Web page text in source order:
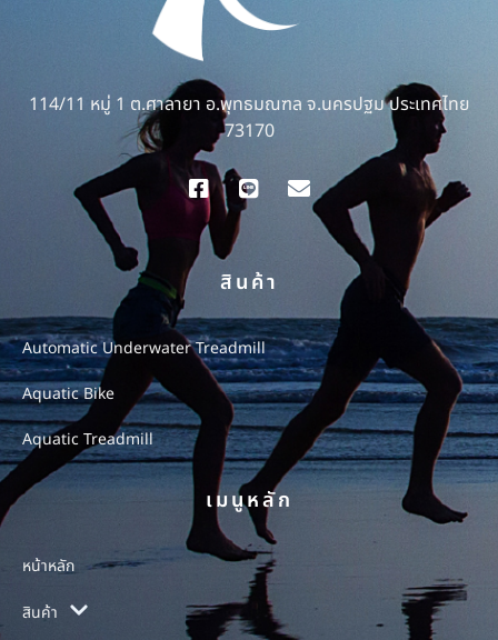
114/11 หมู่ 1 ต.ศาลายา อ.พุทธมณฑล จ.นครปฐม ประเทศไทย
73170
สินค้า
Automatic Underwater Treadmill
Aquatic Bike
Aquatic Treadmill
เมนูหลัก
หน้าหลัก
สินค้า